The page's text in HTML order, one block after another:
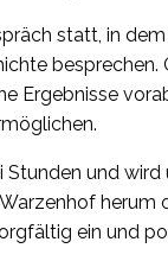
statt, in
besprechen.
Ergebnisse
Stunden und
ein und